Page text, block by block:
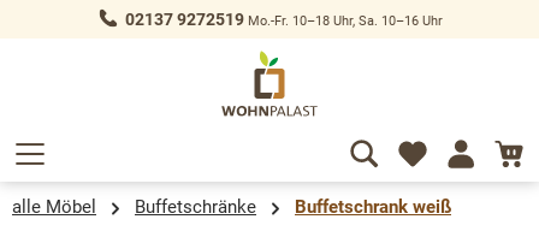
springen 02137 9272519Mo.-Fr. 10–18 Uhr, Sa. 10–16 Uhr
alle Möbel Buffetschränke Buffetschrank weiß